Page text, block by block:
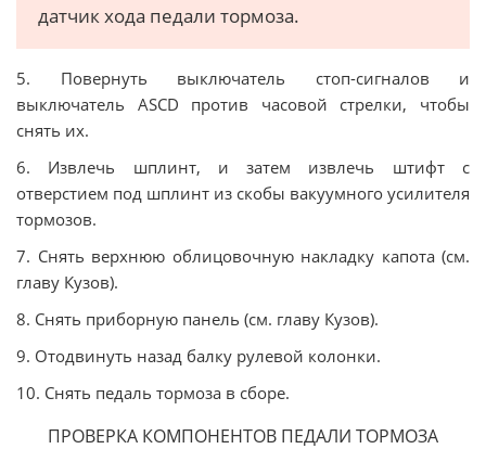
датчик хода педали тормоза.
5. Повернуть выключатель стоп-сигналов и
выключатель ASCD против часовой стрелки, чтобы
снять их.
6. Извлечь шплинт, и затем извлечь штифт с
отверстием под шплинт из скобы вакуумного усилителя
тормозов.
7. Снять верхнюю облицовочную накладку капота (см.
главу Кузов).
8. Снять приборную панель (см. главу Кузов).
9. Отодвинуть назад балку рулевой колонки.
10. Снять педаль тормоза в сборе.
ПРОВЕРКА КОМПОНЕНТОВ ПЕДАЛИ ТОРМОЗА